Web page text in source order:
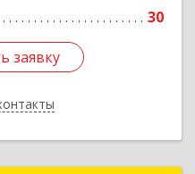
30
заявку
заявку